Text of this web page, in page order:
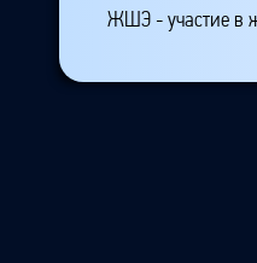
ЖШЭ - участие в